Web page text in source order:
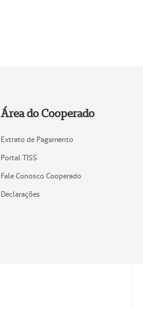
Área do Cooperado
Extrato de Pagamento
Portal TISS
Fale Conosco Cooperado
Declarações